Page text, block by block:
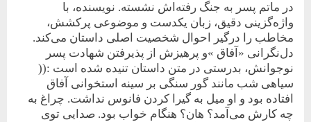
در ماتم پسر به جنگ رفته‌اش نشسته. نویسنده، با
واژه‌گزینی دقیق، زبان یکدست و موضوعی پرکشش،
مخاطب را درگیر احوال شخصیت اصلی داستان می‌کند.
دل‌نگرانی «آفاق »و پرهیزش از پذیرفتن شهادت پسر
نوجوانش، بدرستی در متن داستان تنیده شده است :((
سیاهی شب مانند گور سنگی بر سینه استخوانی آفاق
افتاده بود و او میل به گیرا کردن فانوس نداشت. چراغ به
چه کارش می‌آمد؟ هان؟ هنگام خواب بود. صدایی توی